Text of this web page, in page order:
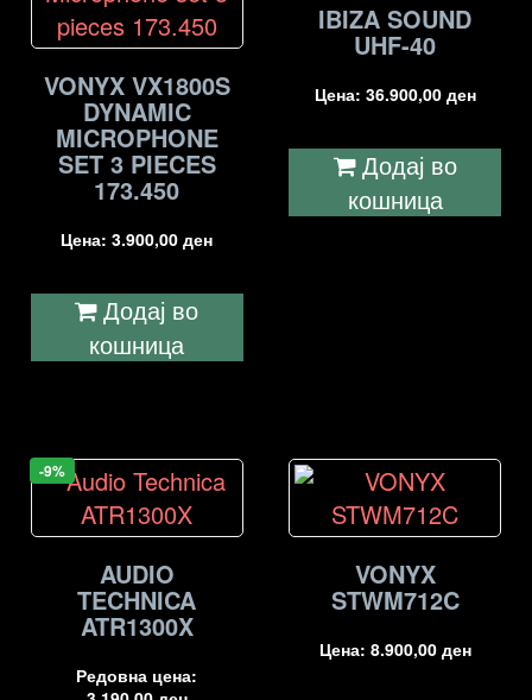
VONYX VX1800S
DYNAMIC
MICROPHONE
SET 3 PIECES
173.450
Цена:3.900,00ден
Додај во
кошница
IBIZA SOUND
UHF-40
Цена: 36.900,00 ден
Додај во
кошница
-9%
AUDIO
TECHNICA
ATR1300X
Редовна цена:
VONYX
STWM712C
Цена: 8.900,00 ден